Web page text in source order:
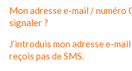
Mon adresse e-mail / numéro
signaler ?
J’introduis mon adresse e-
reçois pas de SMS.